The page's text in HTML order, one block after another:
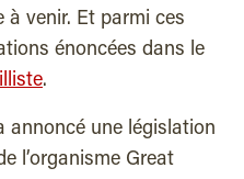
à venir. Et parmi ces
énoncées dans le
.
annoncé une législation
l’organisme Great